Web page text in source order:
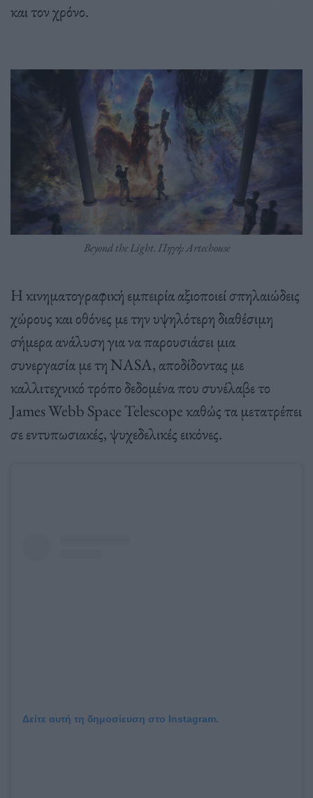
και τον χρόνο.
Beyond the Light. Πηγή: Artechouse
Η κινηματογραφική εμπειρία αξιοποιεί σπηλαιώδεις
χώρους και οθόνες με την υψηλότερη διαθέσιμη
σήμερα ανάλυση για να παρουσιάσει μια
συνεργασία με τη NASA, αποδίδοντας με
καλλιτεχνικό τρόπο δεδομένα που συνέλαβε το
James Webb Space Telescope καθώς τα μετατρέπει
σε εντυπωσιακές, ψυχεδελικές εικόνες.
Δείτε αυτή τη δημοσίευση στο Instagram.